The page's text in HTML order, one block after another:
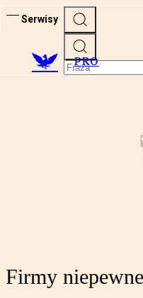
Serwisy
PRO
Firmy